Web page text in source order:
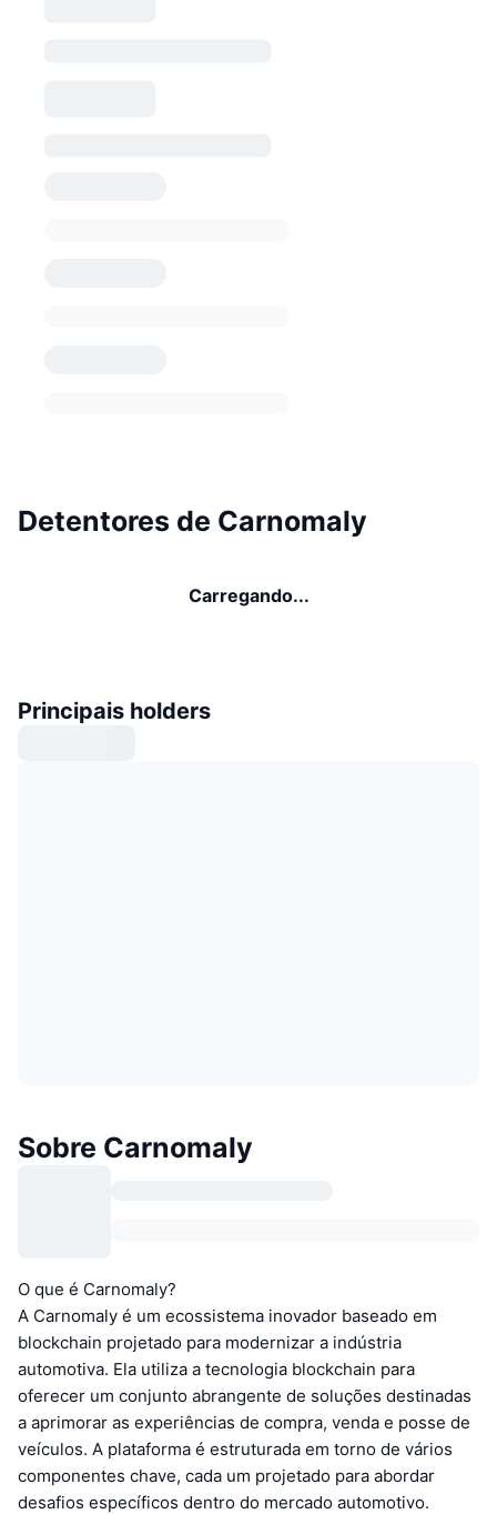
Detentores de Carnomaly
Carregando...
Principais holders
Sobre Carnomaly
O que é Carnomaly?
A Carnomaly é um ecossistema inovador baseado em
blockchain projetado para modernizar a indústria
automotiva. Ela utiliza a tecnologia blockchain para
oferecer um conjunto abrangente de soluções destinadas
a aprimorar as experiências de compra, venda e posse de
veículos. A plataforma é estruturada em torno de vários
componentes chave, cada um projetado para abordar
desafios específicos dentro do mercado automotivo.